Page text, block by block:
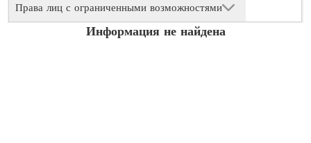
Права лиц с ограниченными возможностями
Информация не найдена